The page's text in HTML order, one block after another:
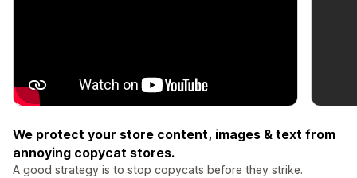
We protect your store content, images & text from
annoying copycat stores.
A good strategy is to stop copycats before they strike.